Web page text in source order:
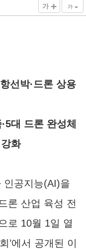
가 + 가 -
선박·드론 상용
대 드론 완성체
화
인공지능(AI)을
론 산업 육성 전
로 10월 1일 열
’에서 공개된 이